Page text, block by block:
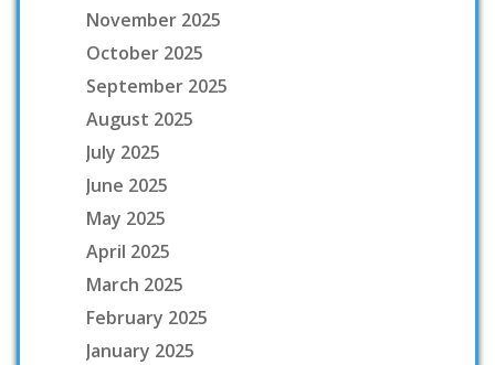
November 2025
October 2025
September 2025
August 2025
July 2025
June 2025
May 2025
April 2025
March 2025
February 2025
January 2025